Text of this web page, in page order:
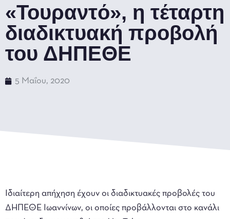
«Τουραντό», η τέταρτη
διαδικτυακή προβολή
του ΔΗΠΕΘΕ
5 Μαΐου, 2020
Ιδιαίτερη απήχηση έχουν οι διαδικτυακές προβολές του
ΔΗΠΕΘΕ Ιωαννίνων, οι οποίες προβάλλονται στο κανάλι